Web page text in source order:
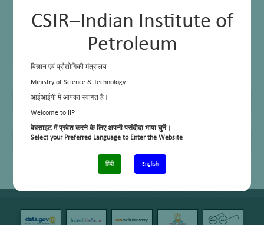
CSIR–Indian Institute of
Petroleum
विज्ञान एवं प्रौद्योगिकी मंत्रालय
Ministry of Science & Technology
आईआईपी में आपका स्वागत है।
Welcome to IIP
वेबसाइट में प्रवेश करने के लिए अपनी पसंदीदा भाषा चुनें।
Select your Preferred Language to Enter the Website
हिंदी English
2008, Aligarh Muslim University, Aligarh
E Mail
Telephone No. +91 – 135-2525714
+91 – 7060076688